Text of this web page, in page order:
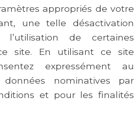
appropriés de votre
une telle désactivation
l’utilisation de certaines
site. En utilisant ce site
expressément au
nominatives par
et pour les finalités